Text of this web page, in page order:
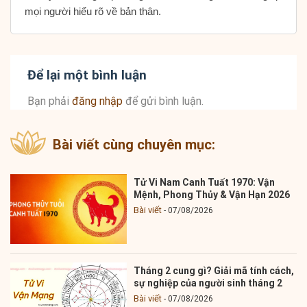
mọi người hiểu rõ về bản thân.
Để lại một bình luận
Bạn phải đăng nhập để gửi bình luận.
Bài viết cùng chuyên mục:
Tử Vi Nam Canh Tuất 1970: Vận
Mệnh, Phong Thủy & Vận Hạn 2026
Bài viết 07/08/2026
Tháng 2 cung gì? Giải mã tính cách,
sự nghiệp của người sinh tháng 2
Bài viết 07/08/2026